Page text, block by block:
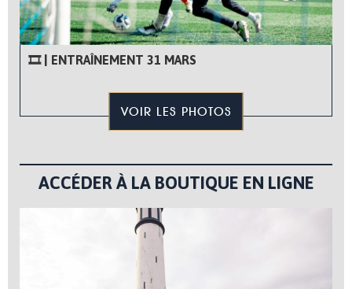
🎞 | ENTRAÎNEMENT 31 MARS
VOIR LES PHOTOS
ACCÉDER À LA BOUTIQUE EN LIGNE